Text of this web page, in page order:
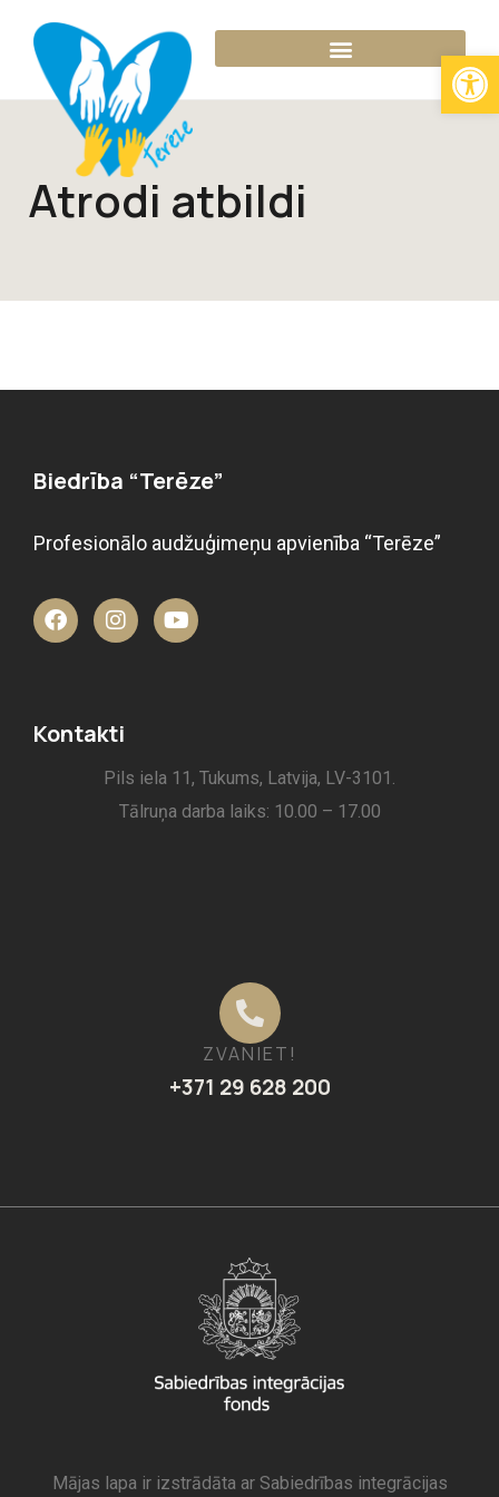
Atrodi atbildi
Biedrība “Terēze”
Profesionālo audžuģimeņu apvienība “Terēze”
Kontakti
Pils iela 11, Tukums, Latvija, LV-3101.
Tālruņa darba laiks: 10.00 – 17.00
ZVANIET!
+371 29 628 200
Mājas lapa ir izstrādāta ar Sabiedrības integrācijas